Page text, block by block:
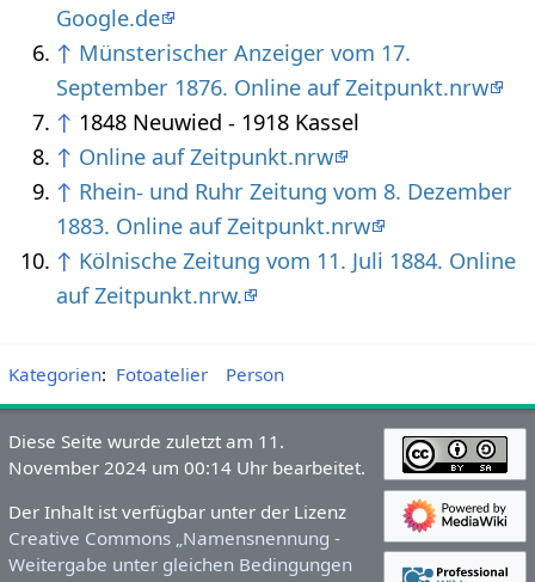
Google.de
↑ Münsterischer Anzeiger vom 17.
September 1876. Online auf Zeitpunkt.nrw
↑ 1848 Neuwied - 1918 Kassel
↑ Online auf Zeitpunkt.nrw
↑ Rhein- und Ruhr Zeitung vom 8. Dezember
1883. Online auf Zeitpunkt.nrw
↑ Kölnische Zeitung vom 11. Juli 1884. Online
auf Zeitpunkt.nrw.
Kategorien: Fotoatelier Person
Diese Seite wurde zuletzt am 11.
November 2024 um 00:14 Uhr bearbeitet.
Der Inhalt ist verfügbar unter der Lizenz
Creative Commons „Namensnennung -
Weitergabe unter gleichen Bedingungen